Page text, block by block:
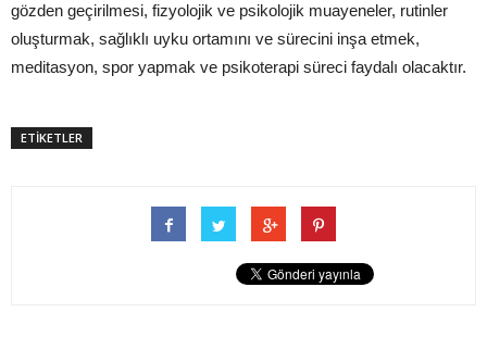
gözden geçirilmesi, fizyolojik ve psikolojik muayeneler, rutinler
oluşturmak, sağlıklı uyku ortamını ve sürecini inşa etmek,
meditasyon, spor yapmak ve psikoterapi süreci faydalı olacaktır.
ETİKETLER